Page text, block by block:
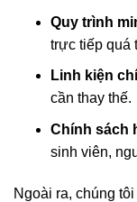
Quy trình
trực tiếp quá
Linh kiện
cần thay thế.
Chính sách
sinh viên,
Ngoài ra, chúng